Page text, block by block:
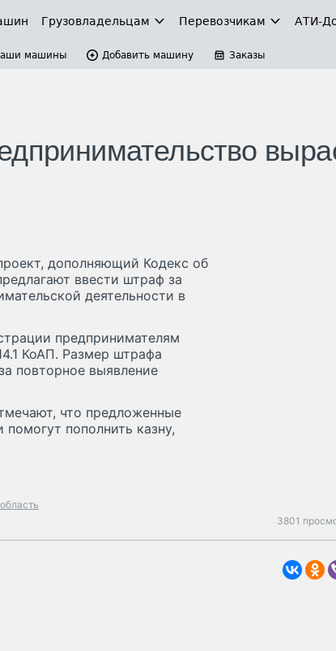
Грузовладельцам Перевозчикам АТИ-
машины Добавить машину Заказы
дополняющий Кодекс об
ввести штраф за
деятельности в
предпринимателям
КоАП. Размер штрафа
повторное выявление
что предложенные
пополнить казну,
3801